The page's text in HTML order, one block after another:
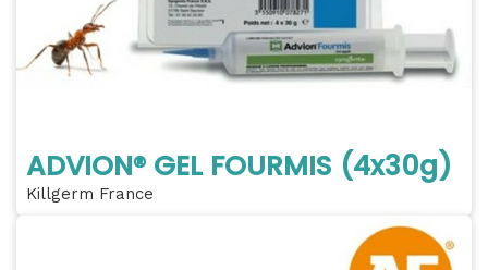
ADVION® GEL FOURMIS (4x30g)
Killgerm France